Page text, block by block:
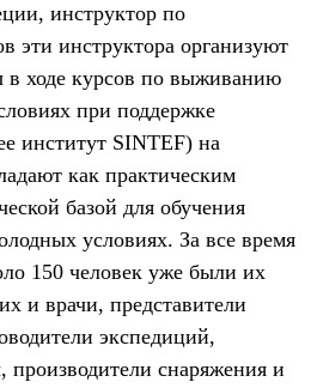
инструктор по
эти инструктора организуют
ходе курсов по выживанию
при поддержке
институт SINTEF) на
как практическим
базой для обучения
условиях. За все время
150 человек уже были их
и врачи, представители
экспедиций,
снаряжения и